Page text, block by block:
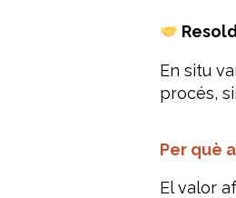
En situ
procés,
Per què
El valor